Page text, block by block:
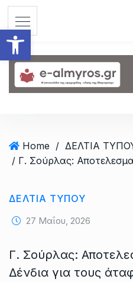
Ανοίξτε τη
Home / ΔΕΛΤΙΑ
ΔΕΛΤΙΑ ΤΥΠΟΥ
27 Μαΐου, 2026
Γ. Σούρλας:
Δένδια για τους